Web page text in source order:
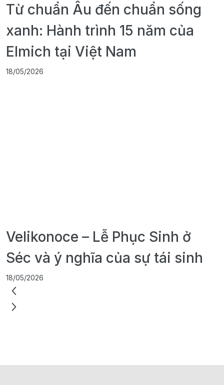
Từ chuẩn Âu đến chuẩn sống
xanh: Hành trình 15 năm của
Elmich tại Việt Nam
18/05/2026
Velikonoce – Lễ Phục Sinh ở
Séc và ý nghĩa của sự tái sinh
18/05/2026